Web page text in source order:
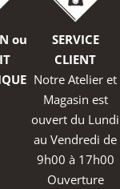
ou
SERVICE
CLIENT
Notre Atelier et
Magasin est
ouvert du Lundi
au Vendredi de
9h00 à 17h00
Ouverture